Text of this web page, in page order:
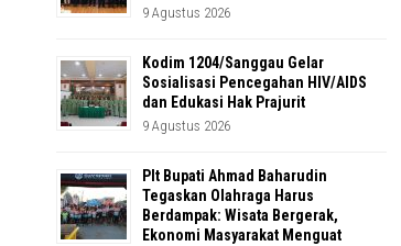
9 Agustus 2026
Kodim 1204/Sanggau Gelar
Sosialisasi Pencegahan HIV/AIDS
dan Edukasi Hak Prajurit
9 Agustus 2026
Plt Bupati Ahmad Baharudin
Tegaskan Olahraga Harus
Berdampak: Wisata Bergerak,
Ekonomi Masyarakat Menguat